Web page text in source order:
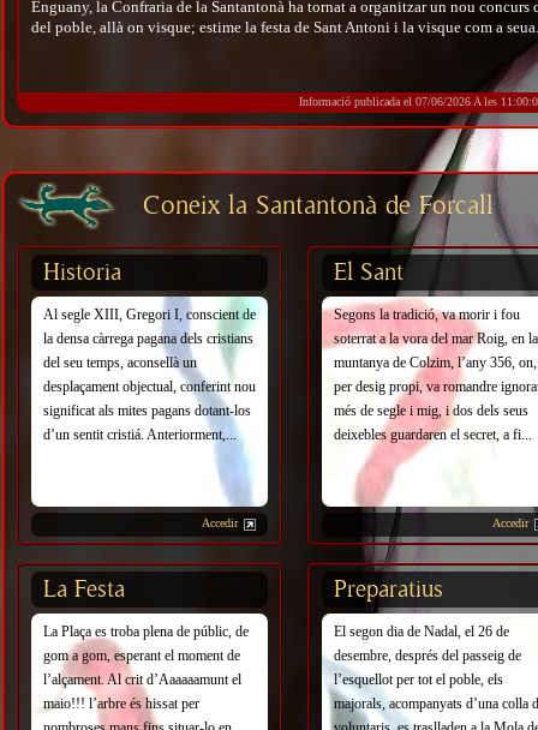
Enguany, la Confraria de la Santantonà ha tornat a organitzar un nou
del poble, allà on visque; estime la festa de Sant Antoni i la visque com a seua.
Informació publicada el 07/06/2026 A les
Coneix la Santantonà de Forcall
Historia
Al segle XIII, Gregori I, conscient de
la densa càrrega pagana dels cristians
del seu temps, aconsellà un
desplaçament objectual, conferint nou
significat als mites pagans dotant-los
d’un sentit cristiá. Anteriorment,...
Accedir
El Sant
Segons la tradició, va morir i fou
soterrat a la vora del mar Roig, en la
muntanya de Colzim, l’any 356, on,
per desig propi, va romandre
més de segle i mig, i dos dels seus
deixebles guardaren el secret, a fi...
Accedir
La Festa
La Plaça es troba plena de públic, de
gom a gom, esperant el moment de
l’alçament. Al crit d’Aaaaaamunt el
maio!!! l’arbre és hissat per
Preparatius
El segon dia de Nadal, el 26 de
desembre, després del passeig de
l’esquellot per tot el poble, els
majorals, acompanyats d’una colla